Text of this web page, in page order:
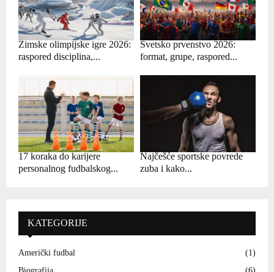
Zimske olimpijske igre 2026:
raspored disciplina,...
Svetsko prvenstvo 2026:
format, grupe, raspored...
17 koraka do karijere
personalnog fudbalskog...
Najčešće sportske povrede
zuba i kako...
KATEGORIJE
Američki fudbal
(1)